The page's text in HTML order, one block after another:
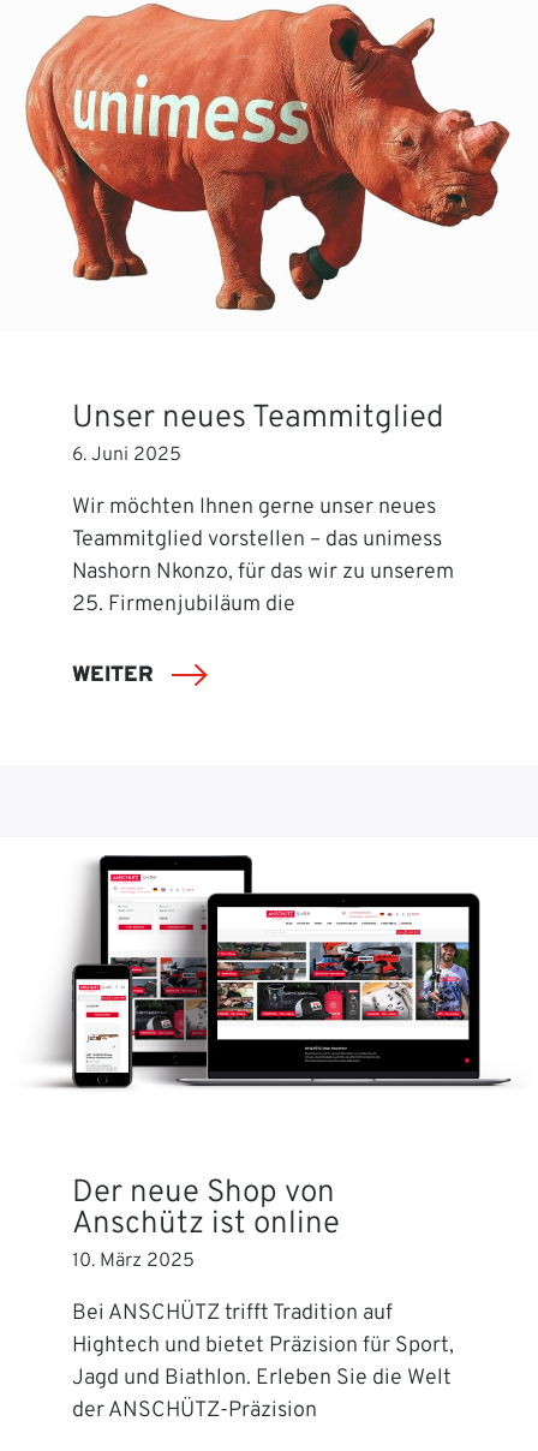
Unser neues Teammitglied
6. Juni 2025
Wir möchten Ihnen gerne unser neues
Teammitglied vorstellen – das unimess
Nashorn Nkonzo, für das wir zu unserem
25. Firmenjubiläum die
WEITER
Der neue Shop von
Anschütz ist online
10. März 2025
Bei ANSCHÜTZ trifft Tradition auf
Hightech und bietet Präzision für Sport,
Jagd und Biathlon. Erleben Sie die Welt
der ANSCHÜTZ-Präzision